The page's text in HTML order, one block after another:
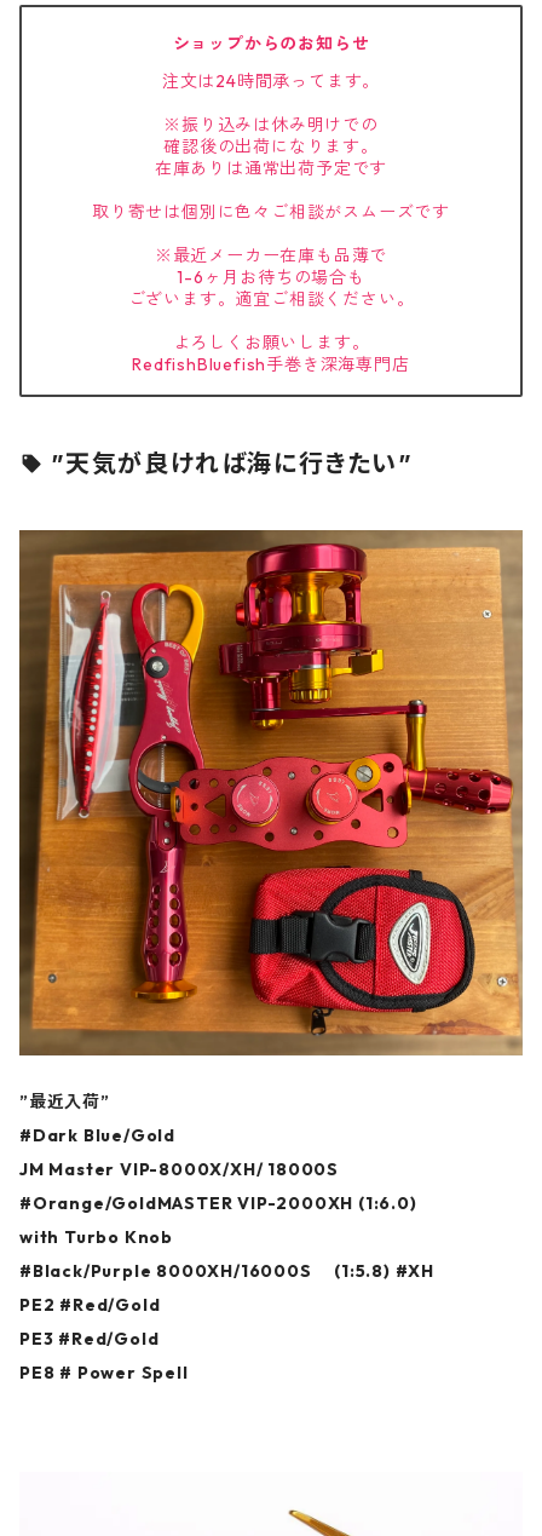
ショップからのお知らせ
注文は24時間承ってます。
※振り込みは休み明けでの
確認後の出荷になります。
在庫ありは通常出荷予定です
取り寄せは個別に色々ご相談がスムーズです
※最近メーカー在庫も品薄で
1-6ヶ月お待ちの場合も
ございます。適宜ご相談ください。
よろしくお願いします。
RedfishBluefish手巻き深海専門店
”天気が良ければ海に行きたい”
”最近入荷”
#Dark Blue/Gold
JM Master VIP-8000X/XH/ 18000S
#Orange/GoldMASTER VIP-2000XH (1:6.0)
with Turbo Knob
#Black/Purple 8000XH/16000S (1:5.8) #XH
PE2 #Red/Gold
PE3 #Red/Gold
PE8 # Power Spell